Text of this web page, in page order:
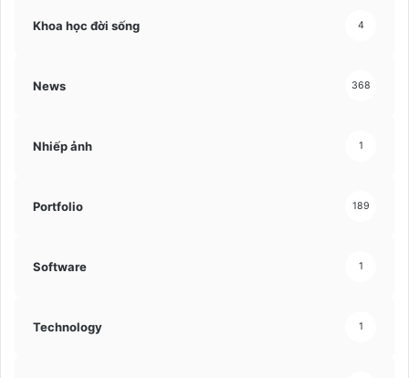
Khoa học đời sống 4
News 368
Nhiếp ảnh 1
Portfolio 189
Software 1
Technology 1